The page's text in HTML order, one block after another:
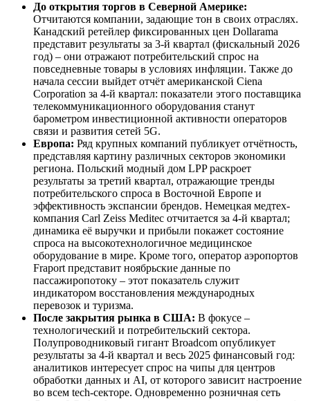
До открытия торгов в Северной Америке:
Отчитаются компании, задающие тон в своих отраслях.
Канадский ретейлер фиксированных цен Dollarama
представит результаты за 3-й квартал (фискальный 2026
год) – они отражают потребительский спрос на
повседневные товары в условиях инфляции. Также до
начала сессии выйдет отчёт американской Ciena
Corporation за 4-й квартал: показатели этого поставщика
телекоммуникационного оборудования станут
барометром инвестиционной активности операторов
связи и развития сетей 5G.
Европа: Ряд крупных компаний публикует отчётность,
представляя картину различных секторов экономики
региона. Польский модный дом LPP раскроет
результаты за третий квартал, отражающие тренды
потребительского спроса в Восточной Европе и
эффективность экспансии брендов. Немецкая медтех-
компания Carl Zeiss Meditec отчитается за 4-й квартал;
динамика её выручки и прибыли покажет состояние
спроса на высокотехнологичное медицинское
оборудование в мире. Кроме того, оператор аэропортов
Fraport представит ноябрьские данные по
пассажиропотоку – этот показатель служит
индикатором восстановления международных
перевозок и туризма.
После закрытия рынка в США: В фокусе –
технологический и потребительский сектора.
Полупроводниковый гигант Broadcom опубликует
результаты за 4-й квартал и весь 2025 финансовый год:
аналитиков интересует спрос на чипы для центров
обработки данных и AI, от которого зависит настроение
во всем tech-секторе. Одновременно розничная сеть